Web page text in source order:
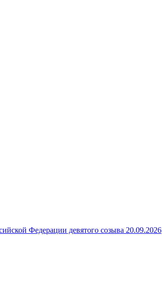
Федерации девятого созыва 20.09.2026